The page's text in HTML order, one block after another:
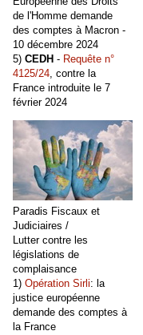
de l'Homme demande
des comptes à Macron -
10 décembre 2024
5) CEDH - Requête n°
4125/24, contre la
France introduite le 7
février 2024
Paradis Fiscaux et
Judiciaires /
Lutter contre les
législations de
complaisance
1) Opération Sirli: la
justice européenne
demande des comptes à
la France